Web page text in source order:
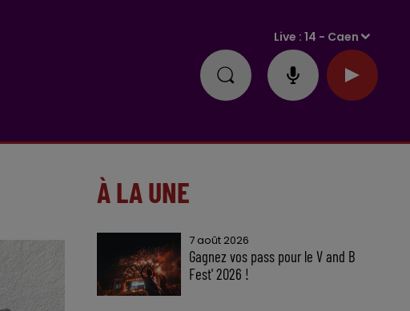
Live :14 - Caen
À LA UNE
7 août 2026
Gagnez vos pass pour le V and B
Fest' 2026 !